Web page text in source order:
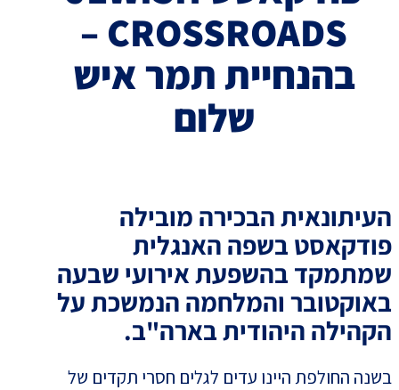
CROSSROADS –
בהנחיית תמר איש
שלום
העיתונאית הבכירה מובילה
פודקאסט בשפה האנגלית
שמתמקד בהשפעת אירועי שבעה
באוקטובר והמלחמה הנמשכת על
הקהילה היהודית בארה"ב.
בשנה החולפת היינו עדים לגלים חסרי תקדים של